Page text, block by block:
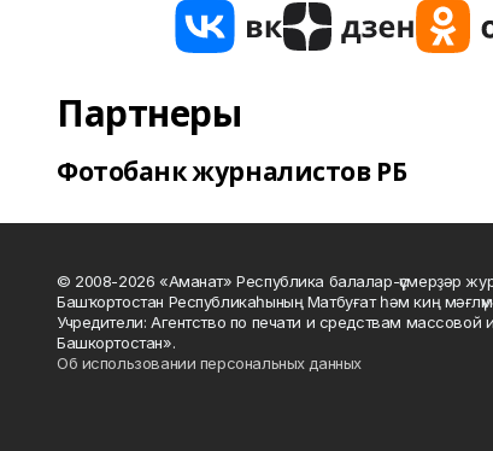
Партнеры
Фотобанк журналистов РБ
© 2008-2026 «Аманат» Республика балалар-үҫмерҙәр
Башҡортостан Республикаһының Матбуғат һәм киң
Учредители: Агентство по печати и средствам
Башкортостан».
Об использовании персональных данных